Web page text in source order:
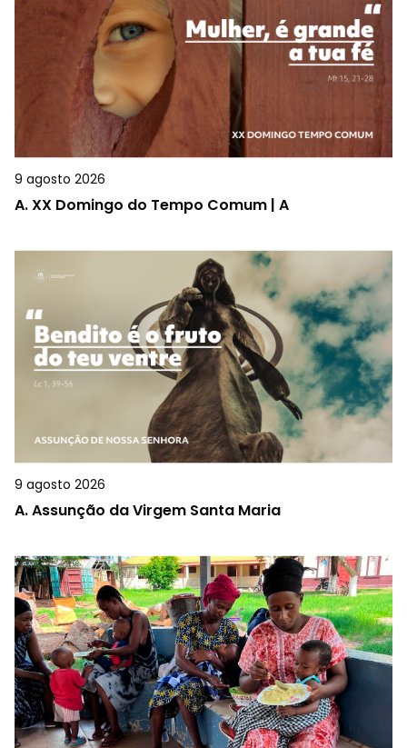
9 agosto 2026
A.XX Domingo do Tempo Comum | A
9 agosto 2026
A.Assunção da Virgem Santa Maria